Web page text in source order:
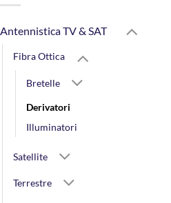
Antennistica TV & SAT
Fibra Ottica
Bretelle
Derivatori
Illuminatori
Satellite
Terrestre